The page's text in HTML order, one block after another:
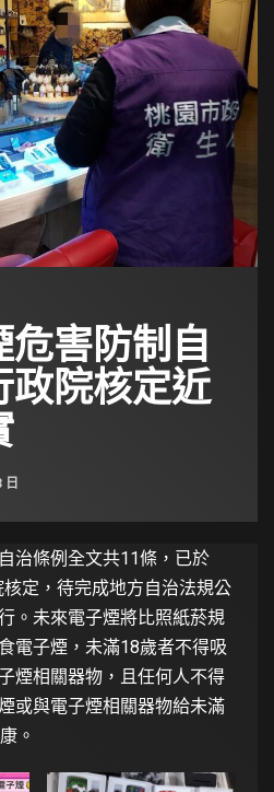
害防制自
院核定近
日
治條例全文共11條，已於
定，待完成地方自治法規公
。未來電子煙將比照紙菸規
電子煙，未滿18歲者不得吸
煙相關器物，且任何人不得
或與電子煙相關器物給未滿
。